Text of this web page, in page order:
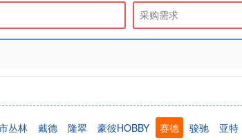
丛林 戴德 隆翠 豪彼HOBBY 赛德 骏驰 亚特